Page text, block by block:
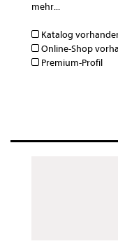
mehr...
Katalog
Online-Shop
Premium-Profil